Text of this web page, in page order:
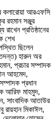
কলারোয়া আরএফসি
রহমান সঞ্জুর
প্রতিষ্ঠানের
শেখ
ছিলেন
হারুন অর
প্রচার সম্পাদক
আহমেদ,
প্রধান
আরিফ মাহমুদ,
সাংবাদিক আতাউর
মিকাঈল,